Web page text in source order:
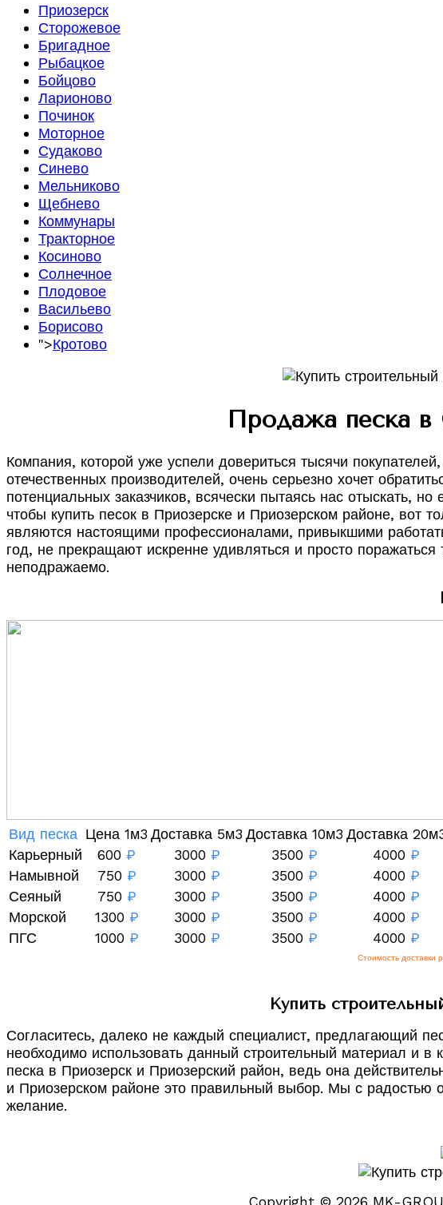
Приозерск
Сторожевое
Бригадное
Рыбацкое
Бойцово
Ларионово
Починок
Моторное
Судаково
Синево
Мельниково
Щебнево
Коммунары
Тракторное
Косиново
Солнечное
Плодовое
Васильево
Борисово
">Кротово
Продажа песка в
Компания, которой уже успели довериться тысячи
отечественных производителей, очень серьезно хочет
потенциальных заказчиков, всячески пытаясь нас отыскать,
чтобы купить песок в Приозерске и Приозерском районе, вот
являются настоящими профессионалами, привыкшими
год, не прекращают искренне удивляться и просто
неподражаемо.
Вид песка Цена 1м3 Доставка 5м3 Доставка 10м3 Доставка
Карьерный
600 ₽ 3000 ₽ 3500 ₽ 4000 ₽
Намывной
750 ₽ 3000 ₽ 3500 ₽ 4000 ₽
Сеяный
750 ₽ 3000 ₽ 3500 ₽ 4000 ₽
Морской
1300 ₽ 3000 ₽ 3500 ₽ 4000 ₽
ПГС
1000 ₽ 3000 ₽ 3500 ₽ 4000 ₽
Стоимость доставки
Купить
Согласитесь, далеко не каждый специалист, предлагающий
необходимо использовать данный строительный материал и в
песка в Приозерск и Приозерский район, ведь она
и Приозерском районе это правильный выбор. Мы с радостью
желание.
Copyright © 2026 MK-